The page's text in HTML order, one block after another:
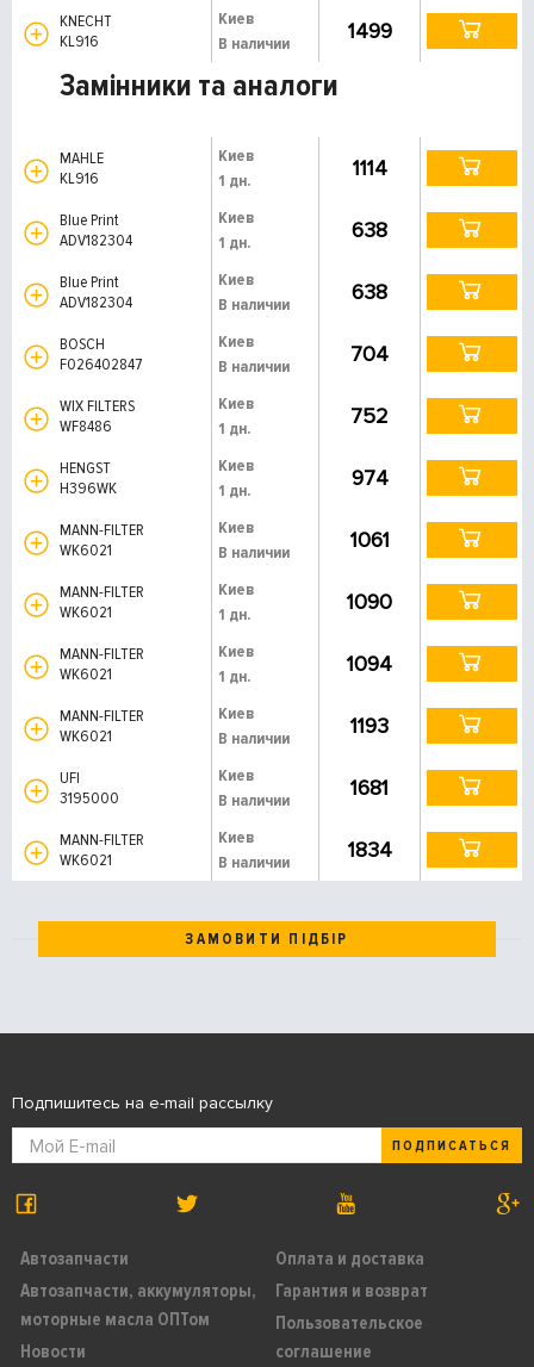
KNECHT
KL916
Киев
В наличии
1499
Замінники та аналоги
MAHLE
KL916
Киев
1 дн.
1114
Blue Print
ADV182304
Киев
1 дн.
638
Blue Print
ADV182304
Киев
В наличии
638
BOSCH
F026402847
Киев
В наличии
704
WIX FILTERS
WF8486
Киев
1 дн.
752
HENGST
H396WK
Киев
1 дн.
974
MANN-FILTER
WK6021
Киев
В наличии
1061
MANN-FILTER
WK6021
Киев
1 дн.
1090
MANN-FILTER
WK6021
Киев
1 дн.
1094
MANN-FILTER
WK6021
Киев
В наличии
1193
UFI
3195000
Киев
В наличии
1681
MANN-FILTER
WK6021
Киев
В наличии
1834
ЗАМОВИТИ ПІДБІР
Автозапчасти
Автозапчасти, аккумуляторы,
моторные масла ОПТом
Новости
Оплата и доставка
Гарантия и возврат
Пользовательское
соглашение
Подпишитесь на e-mail рассылку
ПОДПИСАТЬСЯ